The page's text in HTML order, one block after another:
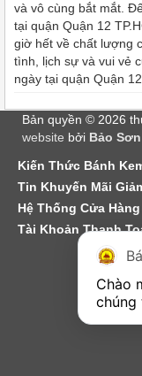
và vô cùng bắt mắt.
tại quận Quận 12
giờ hết về chất lượng
tình, lịch sự và vui vẻ
ngày tại quận Quận
Bản quyền © 2026
website bởi Bảo Sơn
Kiến Thức Bánh
Tin Khuyến Mãi
Hệ Thống Cửa Hàng
Tài Khoản Thanh
Chào
chúng